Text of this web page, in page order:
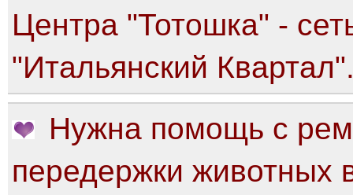
Центра "Тотошка" -
"Итальянский
Нужна помощь с
передержки животных